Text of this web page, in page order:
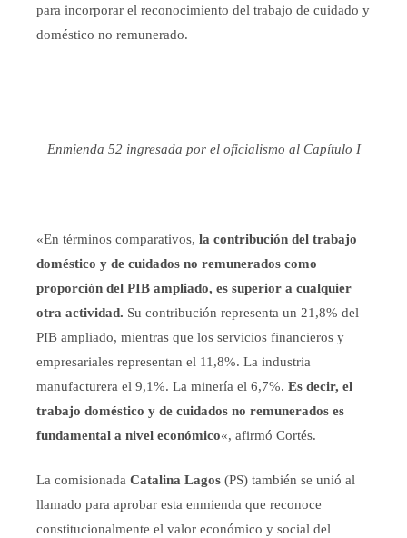
para incorporar el reconocimiento del trabajo de cuidado y
doméstico no remunerado.
Enmienda 52 ingresada por el oficialismo al Capítulo I
«En términos comparativos, la contribución del trabajo
doméstico y de cuidados no remunerados como
proporción del PIB ampliado, es superior a cualquier
otra actividad. Su contribución representa un 21,8% del
PIB ampliado, mientras que los servicios financieros y
empresariales representan el 11,8%. La industria
manufacturera el 9,1%. La minería el 6,7%. Es decir, el
trabajo doméstico y de cuidados no remunerados es
fundamental a nivel económico«, afirmó Cortés.
La comisionada Catalina Lagos (PS) también se unió al
llamado para aprobar esta enmienda que reconoce
constitucionalmente el valor económico y social del